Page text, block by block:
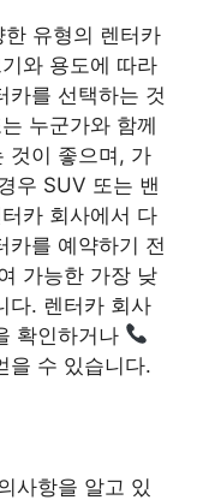
유형의 렌터카
와 용도에 따라
카를 선택하는 것
누군가와 함께
것이 좋으며, 가
우 SUV 또는 밴
카 회사에서 다
카를 예약하기 전
가능한 가장 낮
다. 렌터카 회사
확인하거나
을 수 있습니다.
사항을 알고 있